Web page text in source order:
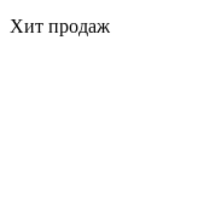
Хит продаж